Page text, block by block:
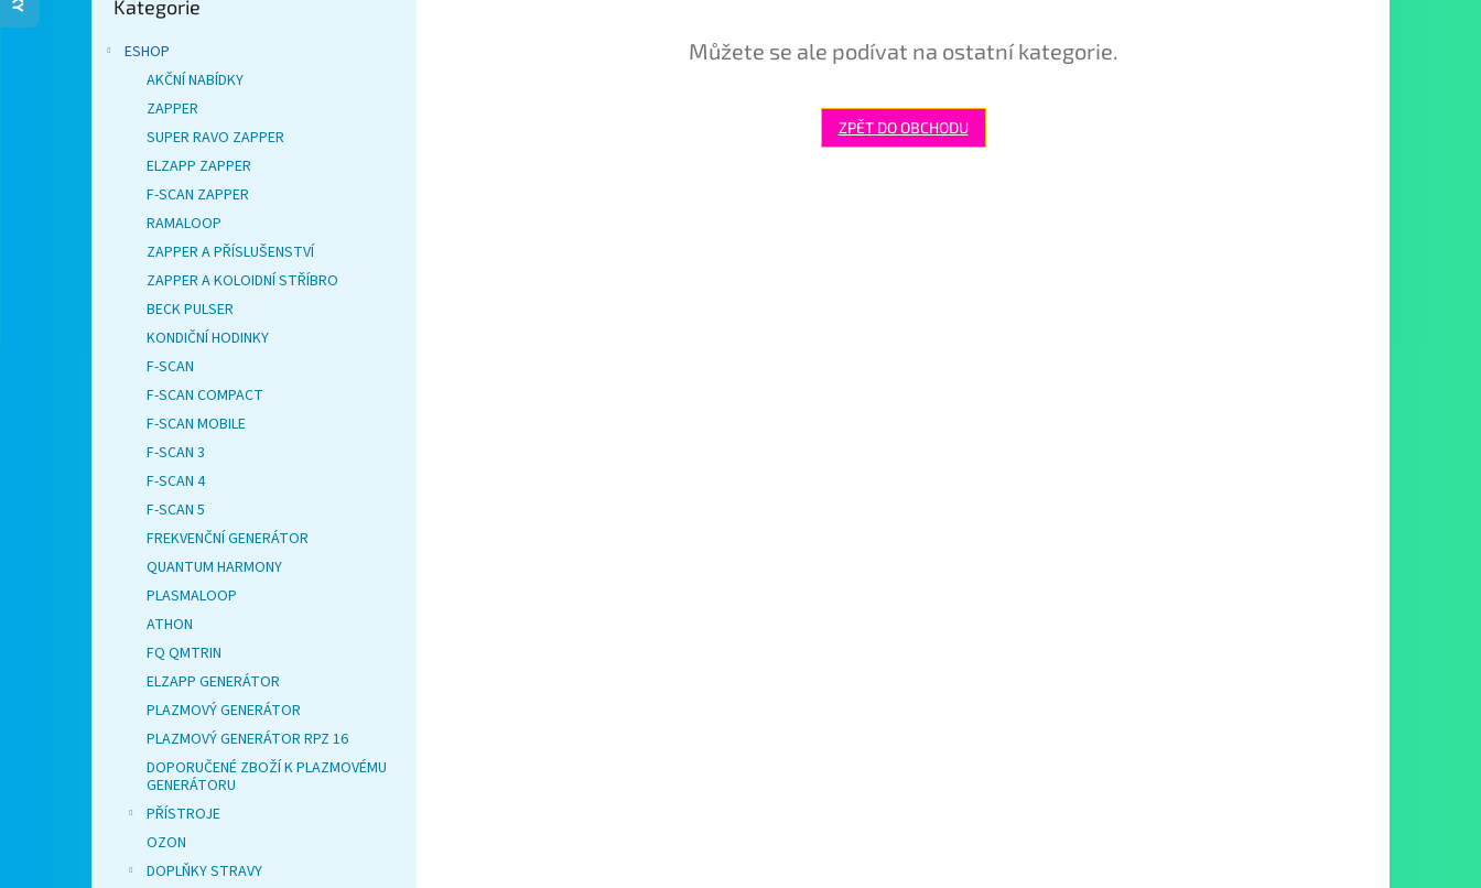
kategorie
Kategorie
ESHOP
AKČNÍ NABÍDKY
ZAPPER
SUPER RAVO ZAPPER
ELZAPP ZAPPER
F-SCAN ZAPPER
RAMALOOP
ZAPPER A PŘÍSLUŠENSTVÍ
ZAPPER A KOLOIDNÍ STŘÍBRO
BECK PULSER
KONDIČNÍ HODINKY
F-SCAN
F-SCAN COMPACT
F-SCAN MOBILE
F-SCAN 3
F-SCAN 4
F-SCAN 5
FREKVENČNÍ GENERÁTOR
QUANTUM HARMONY
PLASMALOOP
ATHON
FQ QMTRIN
ELZAPP GENERÁTOR
PLAZMOVÝ GENERÁTOR
PLAZMOVÝ GENERÁTOR RPZ 16
DOPORUČENÉ ZBOŽÍ K PLAZMOVÉMU
GENERÁTORU
PŘÍSTROJE
OZON
DOPLŇKY STRAVY
Můžete se ale podívat na ostatní kategorie.
ZPĚT DO OBCHODU